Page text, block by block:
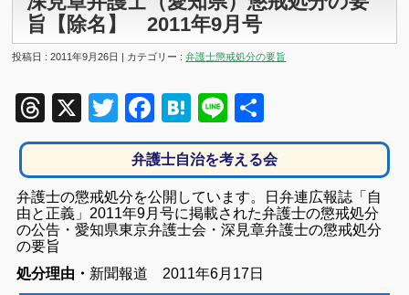
旨【除名】 2011年9月号
投稿日 : 2011年9月26日 | カテゴリー :弁護士懲戒処分の要旨
Threads
X TwitterFacebook
Hatena
Line
有
弁護士自治を考える会
弁護士の懲戒処分を公開しています。日弁連広報誌「自
由と正義」2011年9月号に掲載された弁護士の懲戒処分
の公告・愛知県東京弁護士会・深見章弁護士の懲戒処分
の要旨
処分理由・ 新聞報道 2011年6月17日